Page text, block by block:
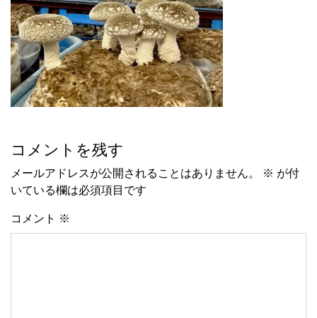
コメントを残す
メールアドレスが公開されることはありません。 ※ が付
いている欄は必須項目です
コメント ※